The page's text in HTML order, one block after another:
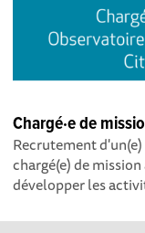
Chargé·e de
Recrutement
chargé(e) de
développer les